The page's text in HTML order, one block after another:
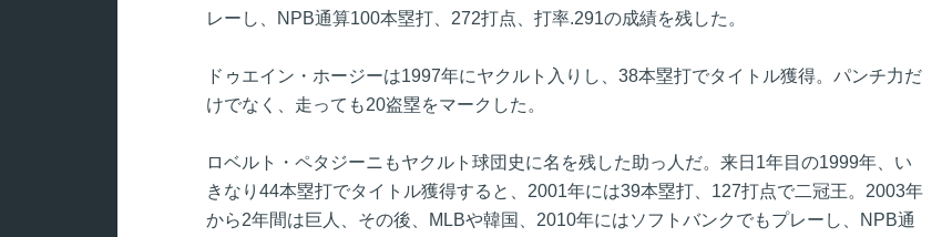
レーし、NPB通算100本塁打、272打点、打率.291の成績を残した。
ドゥエイン・ホージーは1997年にヤクルト入りし、38本塁打でタイトル獲得。パンチ力だ
けでなく、走っても20盗塁をマークした。
ロベルト・ペタジーニもヤクルト球団史に名を残した助っ人だ。来日1年目の1999年、い
きなり44本塁打でタイトル獲得すると、2001年には39本塁打、127打点で二冠王。2003年
から2年間は巨人、その後、MLBや韓国、2010年にはソフトバンクでもプレーし、NPB通